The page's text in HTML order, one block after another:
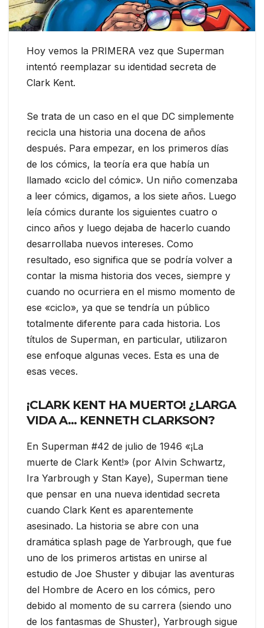
Hoy vemos la PRIMERA vez que Superman
intentó reemplazar su identidad secreta de
Clark Kent.
Se trata de un caso en el que DC simplemente
recicla una historia una docena de años
después. Para empezar, en los primeros días
de los cómics, la teoría era que había un
llamado «ciclo del cómic». Un niño comenzaba
a leer cómics, digamos, a los siete años. Luego
leía cómics durante los siguientes cuatro o
cinco años y luego dejaba de hacerlo cuando
desarrollaba nuevos intereses. Como
resultado, eso significa que se podría volver a
contar la misma historia dos veces, siempre y
cuando no ocurriera en el mismo momento de
ese «ciclo», ya que se tendría un público
totalmente diferente para cada historia. Los
títulos de Superman, en particular, utilizaron
ese enfoque algunas veces. Esta es una de
esas veces.
¡CLARK KENT HA MUERTO! ¿LARGA
VIDA A… KENNETH CLARKSON?
En Superman #42 de julio de 1946 «¡La
muerte de Clark Kent!» (por Alvin Schwartz,
Ira Yarbrough y Stan Kaye), Superman tiene
que pensar en una nueva identidad secreta
cuando Clark Kent es aparentemente
asesinado. La historia se abre con una
dramática splash page de Yarbrough, que fue
uno de los primeros artistas en unirse al
estudio de Joe Shuster y dibujar las aventuras
del Hombre de Acero en los cómics, pero
debido al momento de su carrera (siendo uno
de los fantasmas de Shuster), Yarbrough sigue